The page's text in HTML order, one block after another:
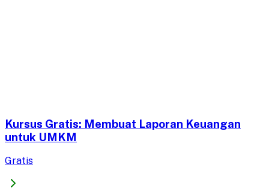
Kursus Gratis: Membuat Laporan Keuangan
untuk UMKM
Gratis